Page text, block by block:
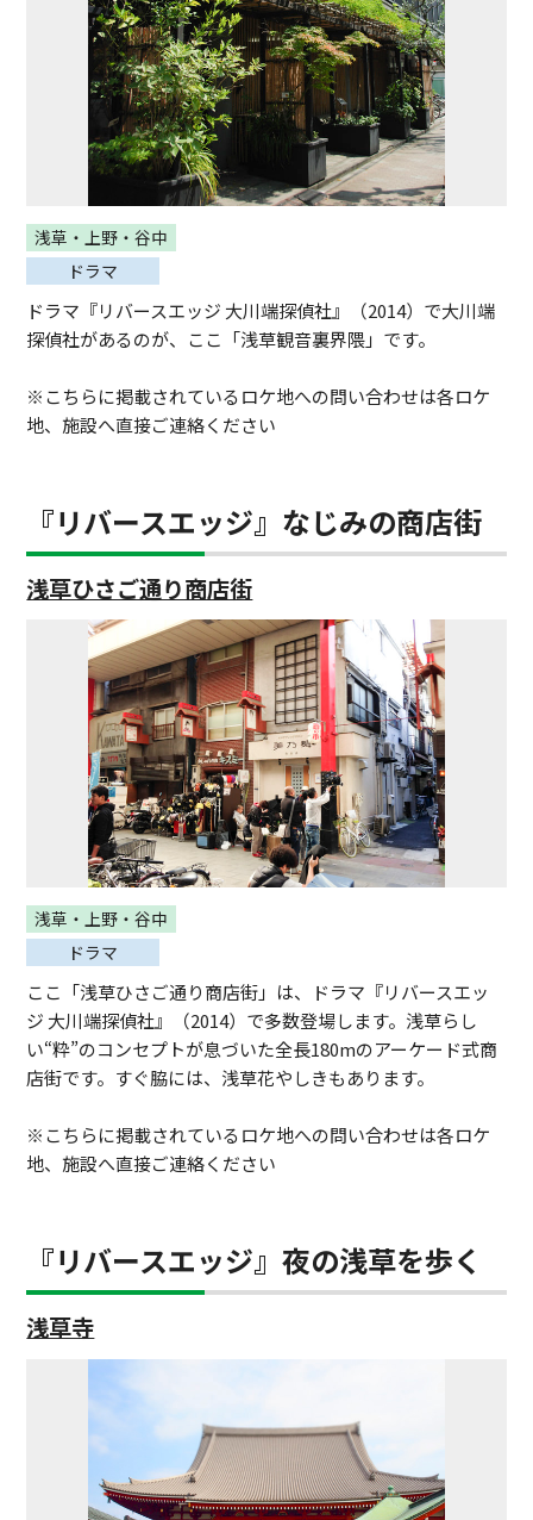
浅草・上野・谷中
ドラマ
ドラマ『リバースエッジ 大川端探偵社』（2014）で大川端
探偵社があるのが、ここ「浅草観音裏界隈」です。
※こちらに掲載されているロケ地への問い合わせは各ロケ
地、施設へ直接ご連絡ください
『リバースエッジ』なじみの商店街
浅草ひさご通り商店街
浅草・上野・谷中
ドラマ
ここ「浅草ひさご通り商店街」は、ドラマ『リバースエッ
ジ 大川端探偵社』（2014）で多数登場します。浅草らし
い“粋”のコンセプトが息づいた全長180mのアーケード式商
店街です。すぐ脇には、浅草花やしきもあります。
※こちらに掲載されているロケ地への問い合わせは各ロケ
地、施設へ直接ご連絡ください
『リバースエッジ』夜の浅草を歩く
浅草寺